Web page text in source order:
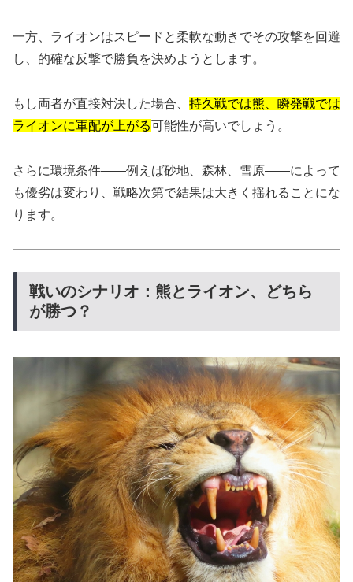
一方、ライオンはスピードと柔軟な動きでその攻撃を回避
し、的確な反撃で勝負を決めようとします。
もし両者が直接対決した場合、 持久戦では熊、瞬発戦では
ライオンに軍配が上がる可能性が高いでしょう。
さらに環境条件――例えば砂地、森林、雪原――によって
も優劣は変わり、戦略次第で結果は大きく揺れることにな
ります。
戦いのシナリオ：熊とライオン、どちら
が勝つ？